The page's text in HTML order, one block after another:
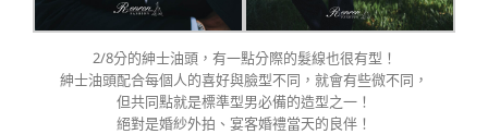
2/8分的紳士油頭，有一點分際的髮線也很有型！
紳士油頭配合每個人的喜好與臉型不同，就會有些微不同，
但共同點就是標準型男必備的造型之一！
絕對是婚紗外拍、宴客婚禮當天的良伴！